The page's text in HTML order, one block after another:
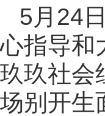
5月24
心指导和
玖玖社会
场别开生